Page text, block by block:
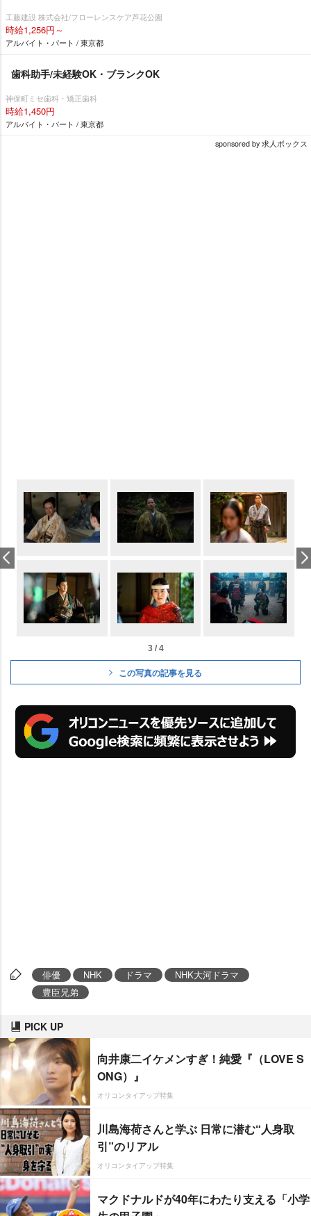
工藤建設 株式会社/フローレンスケア芦花公園
時給1,256円～
アルバイト・パート / 東京都
歯科助手/未経験OK・ブランクOK
神保町ミセ歯科・矯正歯科
時給1,450円
アルバイト・パート / 東京都
sponsored by 求人ボックス
3 / 4
この写真の記事を見る
俳優 NHK ドラマ
NHK大河ドラマ
豊臣兄弟
PICK UP
向井康二イケメンすぎ！純愛『（LOVE S
ONG）』
オリコンタイアップ特集
川島海荷さんと学ぶ 日常に潜む“人身取
引”のリアル
オリコンタイアップ特集
マクドナルドが40年にわたり支える「小学